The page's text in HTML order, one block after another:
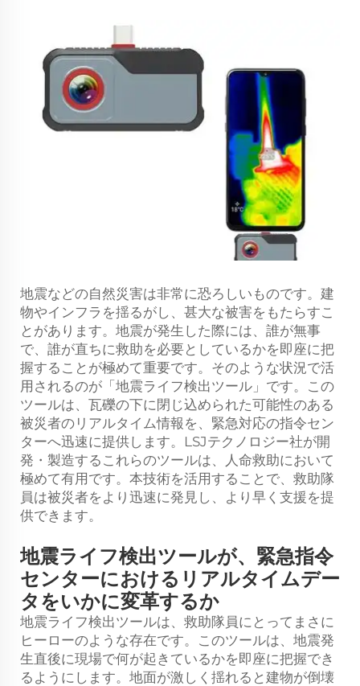
地震などの自然災害は非常に恐ろしいものです。建
物やインフラを揺るがし、甚大な被害をもたらすこ
とがあります。地震が発生した際には、誰が無事
で、誰が直ちに救助を必要としているかを即座に把
握することが極めて重要です。そのような状況で活
用されるのが「地震ライフ検出ツール」です。この
ツールは、瓦礫の下に閉じ込められた可能性のある
被災者のリアルタイム情報を、緊急対応の指令セン
ターへ迅速に提供します。LSJテクノロジー社が開
発・製造するこれらのツールは、人命救助において
極めて有用です。本技術を活用することで、救助隊
員は被災者をより迅速に発見し、より早く支援を提
供できます。
地震ライフ検出ツールが、緊急指令
センターにおけるリアルタイムデー
タをいかに変革するか
地震ライフ検出ツールは、救助隊員にとってまさに
ヒーローのような存在です。このツールは、地震発
生直後に現場で何が起きているかを即座に把握でき
るようにします。地面が激しく揺れると建物が倒壊